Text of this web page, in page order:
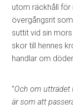
utom räckhåll för
övergångsrit
suttit vid sin
skor till hennes
handlar om
”Och om utträdet
är som att